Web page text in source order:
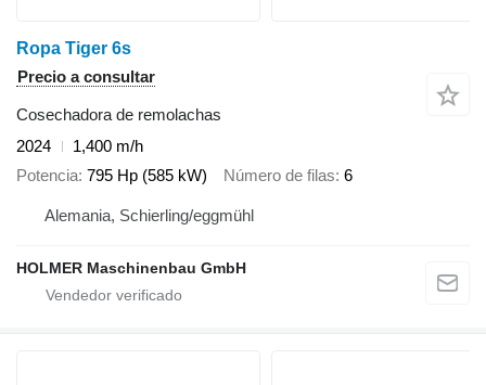
Ropa Tiger 6s
Precio a consultar
Cosechadora de remolachas
2024
1,400 m/h
Potencia 795 Hp (585 kW) Número de filas 6
Alemania, Schierling/eggmühl
HOLMER Maschinenbau GmbH